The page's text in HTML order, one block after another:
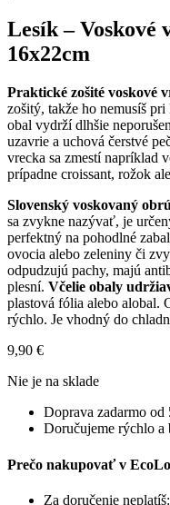
Lesík – Voskové
16x22cm
Praktické zošité voskové
zošitý, takže ho nemusíš
obal vydrží dlhšie
uzavrie a uchová čerstvé
vrecka sa zmestí napríklad
prípadne croissant, rožok
Slovenský voskovaný
sa zvykne nazývať, je
perfektný na pohodlné
ovocia alebo zeleniny či
odpudzujú pachy, majú
plesní. Včelie obaly
plastová fólia alebo alobal.
rýchlo. Je vhodný do
9,90 €
Nie je na sklade
Doprava zadarmo
Doručujeme rýchlo a
Prečo nakupovať v
Za doručenie